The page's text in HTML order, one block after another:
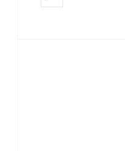
Spiderman